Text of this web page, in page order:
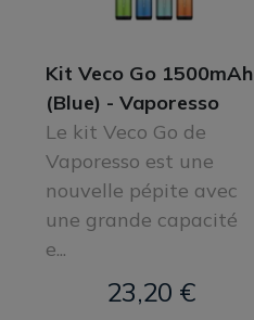
Kit Veco Go 1500mAh
(Blue) - Vaporesso
Le kit Veco Go de
Vaporesso est une
nouvelle pépite avec
une grande capacité
e...
23,20 €